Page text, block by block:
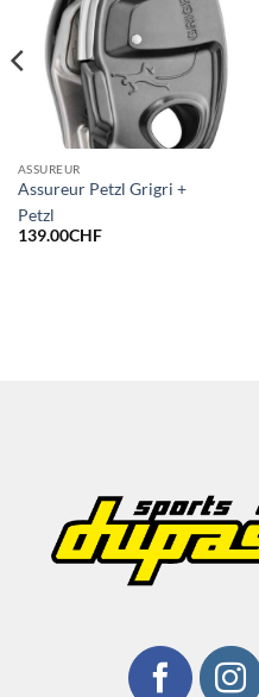
ASSUREUR
Assureur Petzl Grigri +
Petzl
139.00CHF